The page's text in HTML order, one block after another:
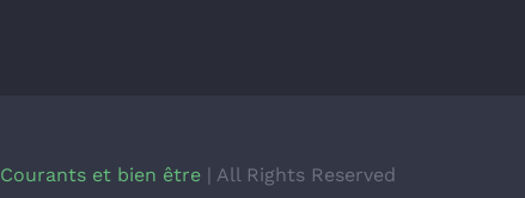
Courants et bien être | All Rights Reserved